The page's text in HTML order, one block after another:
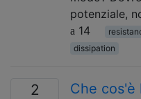
potenziale,
14
dissipation
2 Che cos'è